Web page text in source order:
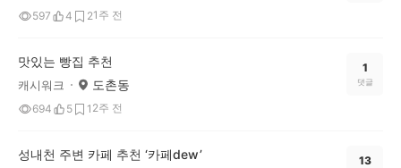
597 4 21주 전
맛있는 빵집 추천
캐시워크 도촌동
694 5 1 2주 전
1
댓글
성내천 주변 카페 추천 ‘카페dew’ 13